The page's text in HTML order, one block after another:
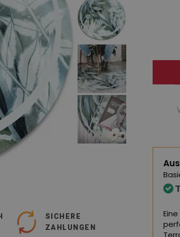
SICHERE
ZAHLUNGEN
von hervorragender Qualität, ich